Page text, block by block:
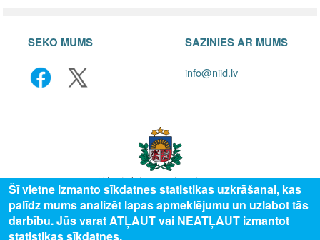
SEKO MUMS SAZINIES AR MUMS
info@niid.lv
© 2025 Valsts izglītības attīstības aģentūra, publicētā satura visas tiesības
Šī vietne izmanto sīkdatnes statistikas uzkrāšanai, kas
palīdz mums analizēt lapas apmeklējumu un uzlabot tās
darbību. Jūs varat ATĻAUT vai NEATĻAUT izmantot
statistikas sīkdatnes.